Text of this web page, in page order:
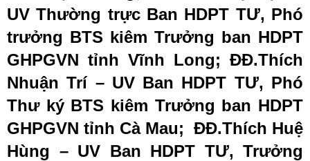
UV Thường trực Ban HDPT TƯ, Phó
trưởng BTS kiêm Trưởng ban HDPT
GHPGVN tỉnh Vĩnh Long; ĐĐ.Thích
Nhuận Trí – UV Ban HDPT TƯ, Phó
Thư ký BTS kiêm Trưởng ban HDPT
GHPGVN tỉnh Cà Mau; ĐĐ.Thích Huệ
Hùng – UV Ban HDPT TƯ, Trưởng